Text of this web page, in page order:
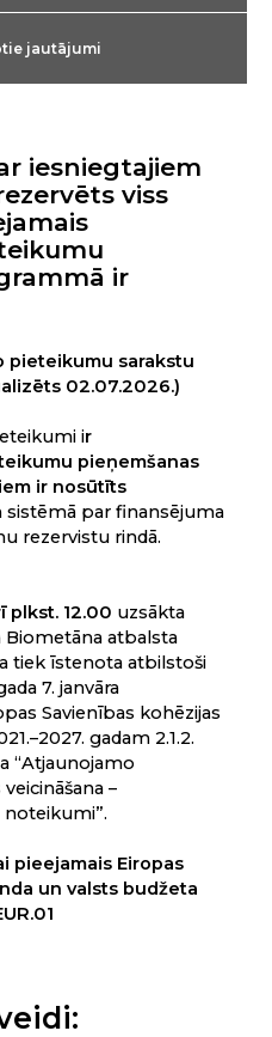
jautājumi
iesniegtajiem
viss
ir
pieteikumu sarakstu
02.07.2026.)
ir
pieņemšanas
ir nosūtīts
sistēmā par finansējuma
rezervistu rindā.
plkst. 12.00 uzsākta
atbalsta
tiek īstenota atbilstoši
7. janvāra
Savienības kohēzijas
gadam 2.1.2.
“Atjaunojamo
–
pieejamais Eiropas
un valsts budžeta